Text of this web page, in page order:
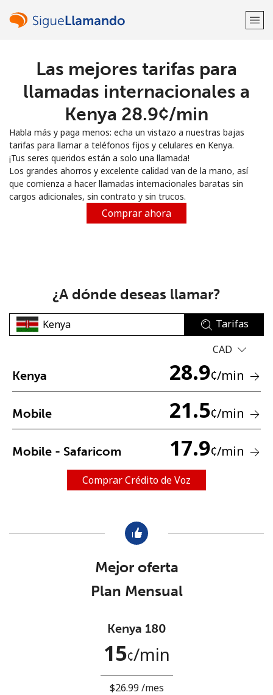
¡Bienvenido!
Regístrate con
o
No se ha creado una contraseña
Mínimo 8 caracteres
Un número
Un caracter especial
Mantente en contacto para recibir nuestras mejores
ofertas.
Términos y condiciones.
¡Hola!
Las mejores tarifas para
llamadas internacionales a
Kenya ⁦28.9¢⁩/min
Habla más y paga menos: echa un vistazo a nuestras bajas
tarifas para llamar a teléfonos fijos y celulares en Kenya.
¡Tus seres queridos están a solo una llamada!
Los grandes ahorros y excelente calidad van de la mano, así
que comienza a hacer llamadas internacionales baratas sin
cargos adicionales, sin contrato y sin trucos.
Comprar ahora
¿A dónde deseas llamar?
Tarifas
CAD
Kenya 28.9¢/min
Mobile 21.5¢/min
Mobile - Safaricom 17.9¢/min
Comprar Crédito de Voz
Mejor oferta
Plan Mensual
Kenya 180
15¢⁩/min
⁦$26.99⁩ /mes